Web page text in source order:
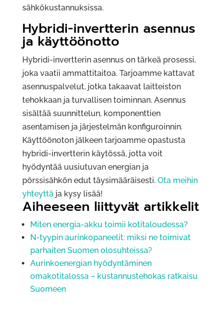
sähkökustannuksissa.
Hybridi-invertterin asennus
ja käyttöönotto
Hybridi-invertterin asennus on tärkeä prosessi,
joka vaatii ammattitaitoa. Tarjoamme kattavat
asennuspalvelut, jotka takaavat laitteiston
tehokkaan ja turvallisen toiminnan. Asennus
sisältää suunnittelun, komponenttien
asentamisen ja järjestelmän konfiguroinnin.
Käyttöönoton jälkeen tarjoamme opastusta
hybridi-invertterin käytössä, jotta voit
hyödyntää uusiutuvan energian ja
pörssisähkön edut täysimääräisesti. Ota meihin
yhteyttäja kysy lisää!
Aiheeseen liittyvät artikkelit
Miten energia-akku toimii kotitaloudessa?
N-tyypin aurinkopaneelit: miksi ne toimivat
parhaiten Suomen olosuhteissa?
Aurinkoenergian hyödyntäminen
omakotitalossa – kustannustehokas ratkaisu
Suomeen